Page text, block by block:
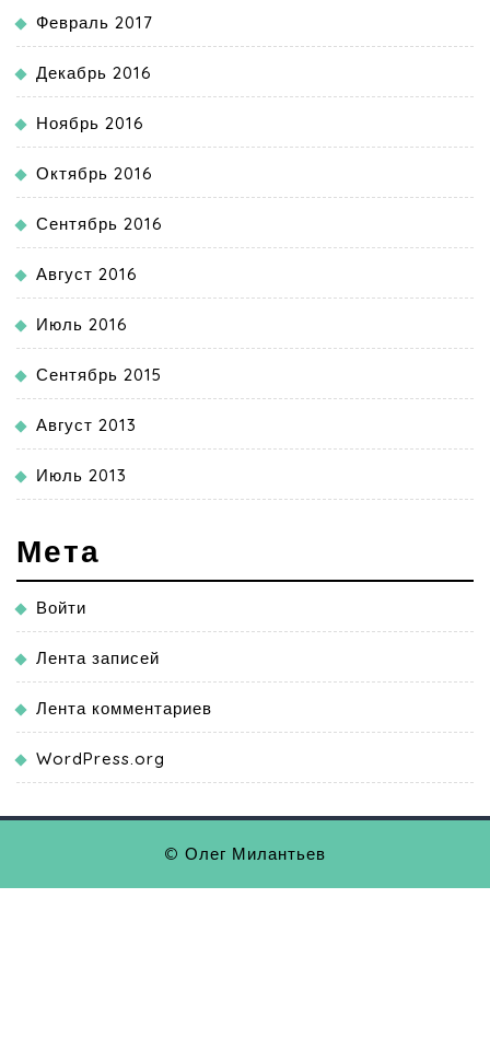
Февраль 2017
Декабрь 2016
Ноябрь 2016
Октябрь 2016
Сентябрь 2016
Август 2016
Июль 2016
Сентябрь 2015
Август 2013
Июль 2013
Мета
Войти
Лента записей
Лента комментариев
WordPress.org
© Олег Милантьев